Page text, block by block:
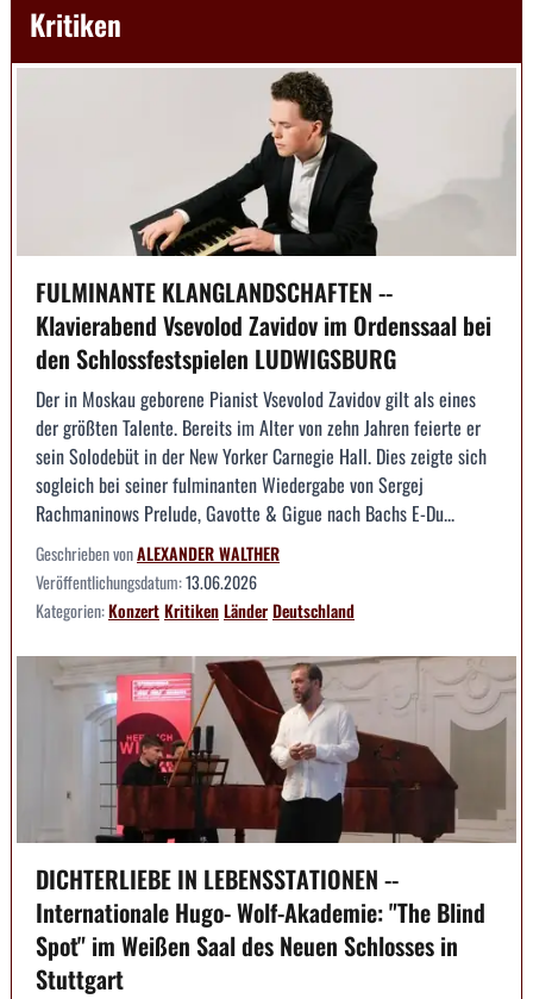
Kritiken
FULMINANTE KLANGLANDSCHAFTEN --
Klavierabend Vsevolod Zavidov im Ordenssaal bei
den Schlossfestspielen LUDWIGSBURG
Der in Moskau geborene Pianist Vsevolod Zavidov gilt als eines
der größten Talente. Bereits im Alter von zehn Jahren feierte er
sein Solodebüt in der New Yorker Carnegie Hall. Dies zeigte sich
sogleich bei seiner fulminanten Wiedergabe von Sergej
Rachmaninows Prelude, Gavotte & Gigue nach Bachs E-Du...
Geschrieben vonALEXANDER WALTHER
Veröffentlichungsdatum:13.06.2026
Kategorien:KonzertKritikenLänderDeutschland
DICHTERLIEBE IN LEBENSSTATIONEN --
Internationale Hugo- Wolf-Akademie: "The Blind
Spot" im Weißen Saal des Neuen Schlosses in
Stuttgart